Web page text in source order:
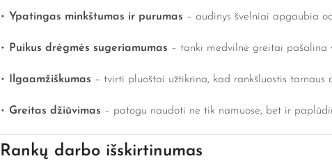
• Ypatingas minkštumas ir purumas – audinys švelniai apgaubia
• Puikus drėgmės sugeriamumas – tanki medvilnė greitai pašalina
• Ilgaamžiškumas – tvirti pluoštai užtikrina, kad rankšluostis tarnaus
• Greitas džiūvimas – patogu naudoti ne tik namuose, bet ir
Rankų darbo išskirtinumas